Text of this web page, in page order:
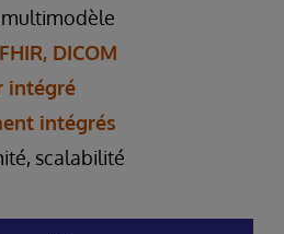
multimodèle
DICOM
intégré
intégrés
scalabilité